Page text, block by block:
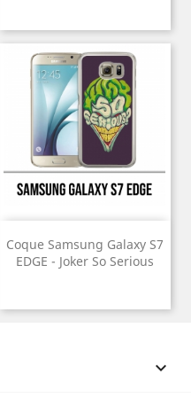
Coque Samsung Galaxy S7
EDGE - Joker So Serious
